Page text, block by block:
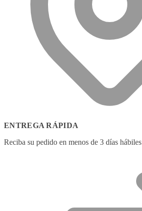
ENTREGA RÁPIDA
Reciba su pedido en menos de 3 días hábiles